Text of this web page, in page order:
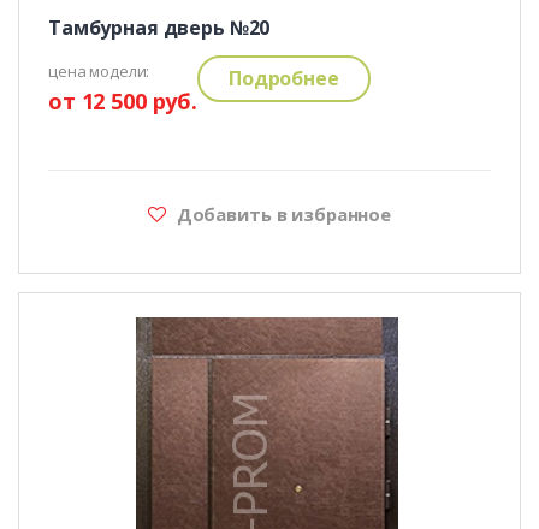
Тамбурная дверь №20
цена модели:
от 12 500 руб.
Подробнее
Добавить в избранное